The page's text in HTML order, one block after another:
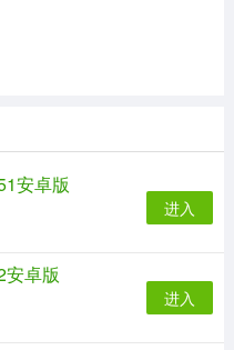
省力又省心。
安卓版
进入
卓版
进入